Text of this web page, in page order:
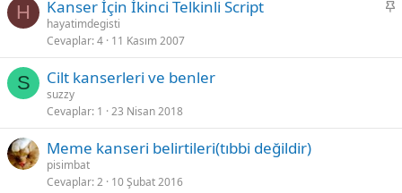
t
H
S
i
Kanser İçin İkinci Telkinli Script
hayatimdegisti
Cevaplar 4 11 Kasım 2007
S Cilt kanserleri ve benler
suzzy
Cevaplar 1 23 Nisan 2018
Meme kanseri belirtileri(tıbbi değildir)
pisimbat
Cevaplar 2 10 Şubat 2016